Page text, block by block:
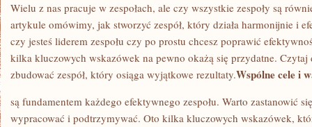
EFEKTYWNY
KLUCZOWE
WSKAZÓWKI
Wielu z nas pracuje w zespołach,‍ ale ⁤czy wszystkie zespoły⁢ są
‍artykule omówimy, jak stworzyć‍ zespół, który‌ działa harmonijnie i
czy jesteś liderem zespołu czy po prostu chcesz poprawić
kilka kluczowych wskazówek na ‌pewno okażą się ⁢przydatne.⁢
zbudować zespół, który osiąga wyjątkowe rezultaty.Wspólne cele​ i
są fundamentem każdego efektywnego zespołu. Warto zastanowić
wypracować i podtrzymywać. Oto kilka kluczowych wskazówek,